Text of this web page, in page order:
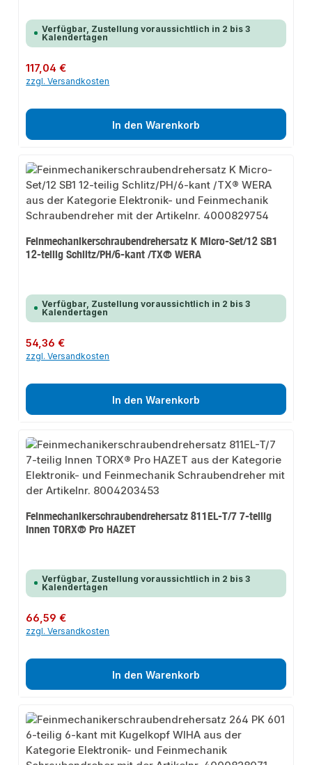
Verfügbar, Zustellung voraussichtlich in 2 bis 3
Kalendertagen
Regulärer Preis:
117,04 €
zzgl. Versandkosten
In den Warenkorb
Feinmechanikerschraubendrehersatz K Micro-Set/12 SB1
12-teilig Schlitz/PH/6-kant /TX® WERA
Verfügbar, Zustellung voraussichtlich in 2 bis 3
Kalendertagen
Regulärer Preis:
54,36 €
zzgl. Versandkosten
In den Warenkorb
Feinmechanikerschraubendrehersatz 811EL-T/7 7-teilig
Innen TORX® Pro HAZET
Verfügbar, Zustellung voraussichtlich in 2 bis 3
Kalendertagen
Regulärer Preis:
66,59 €
zzgl. Versandkosten
In den Warenkorb